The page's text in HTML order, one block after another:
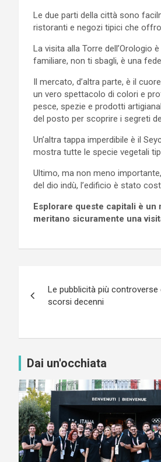
Le due parti della città sono
ristoranti e negozi tipici che
La visita alla Torre dell’Orologio
familiare, non ti sbagli, è una
Il mercato, d’altra parte, è il
un vero spettacolo di colori e
pesce, spezie e prodotti
del posto per scoprire i segreti
Un’altra tappa imperdibile è il
mostra tutte le specie vegetali
Ultimo, ma non meno
del dio indù, l’edificio è stato
Esplorare queste capitali è
meritano sicuramente una
articoli
Le pubblicità più controverse
scorsi decenni
Dai un'occhiata